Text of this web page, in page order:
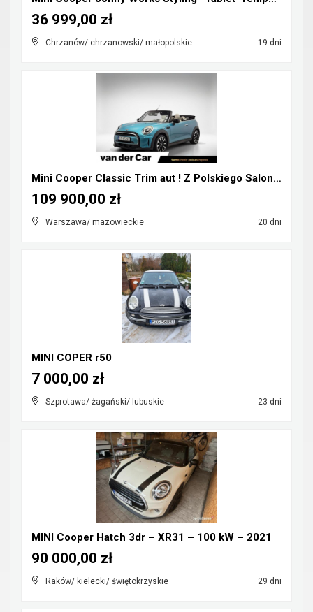
Chrzanów/ chrzanowski/ małopolskie 19 dni
36 999,00 zł
Mini Cooper Classic Trim aut ! Z Polskiego Salonu ...
Warszawa/ mazowieckie 20 dni
109 900,00 zł
MINI COPER r50
Szprotawa/ żagański/ lubuskie 23 dni
7 000,00 zł
MINI Cooper Hatch 3dr – XR31 – 100 kW – 2021
Raków/ kielecki/ świętokrzyskie 29 dni
90 000,00 zł